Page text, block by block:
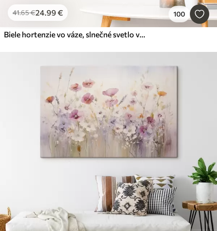
41.65€24.99 € 100
Biele hortenzie vo váze, slnečné svetlo v okne, olejomaľba